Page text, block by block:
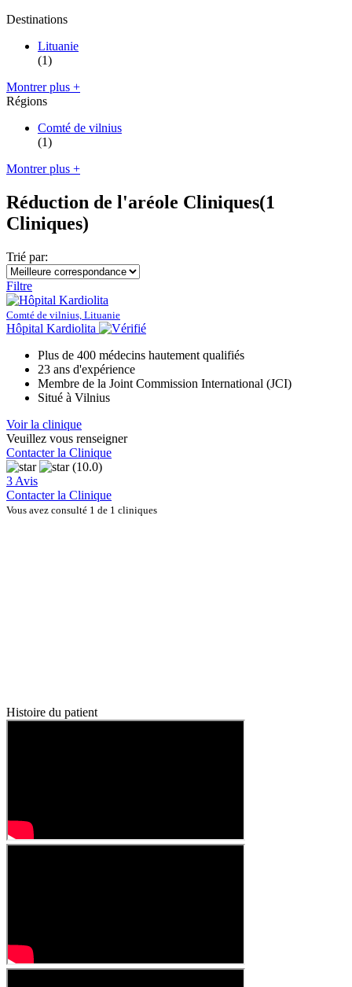
Destinations
Lituanie
(1)
Montrer plus +
Régions
Comté de vilnius
(1)
Montrer plus +
Réduction de l'aréole Cliniques(1
Cliniques)
Trié par:
Filtre
Comté de vilnius, Lituanie
Hôpital Kardiolita
Plus de 400 médecins hautement qualifiés
23 ans d'expérience
Membre de la Joint Commission International (JCI)
Situé à Vilnius
Voir la clinique
Veuillez vous renseigner
Contacter la Clinique
(10.0)
3 Avis
Contacter la Clinique
Vous avez consulté 1 de 1 cliniques
Histoire du patient